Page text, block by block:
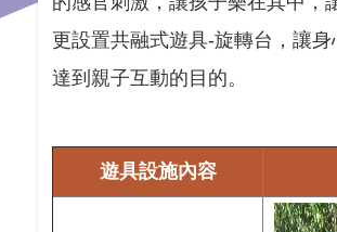
更設置共融式遊具-旋轉台，讓
達到親子互動的目的。
遊具設施內容